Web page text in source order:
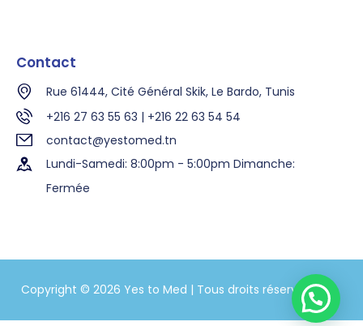
Contact
Rue 61444, Cité Général Skik, Le Bardo, Tunis
+216 27 63 55 63 | +216 22 63 54 54
contact@yestomed.tn
Lundi-Samedi: 8:00pm - 5:00pm Dimanche:
Fermée
Copyright © 2026 Yes to Med | Tous droits réservés